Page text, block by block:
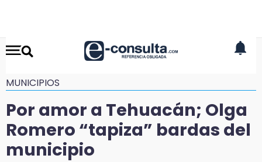
MUNICIPIOS
Por amor a Tehuacán; Olga
Romero “tapiza” bardas del
municipio